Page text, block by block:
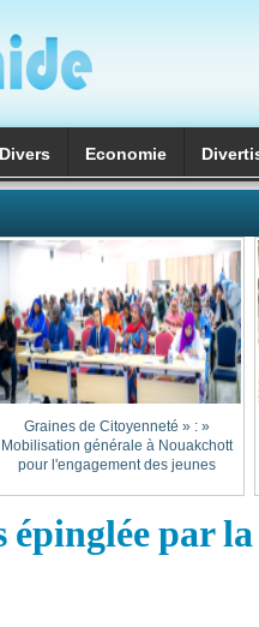
Economie
« Graines de Citoyenneté » :
Mobilisation générale à Nouakchott
pour l'engagement des jeunes
par